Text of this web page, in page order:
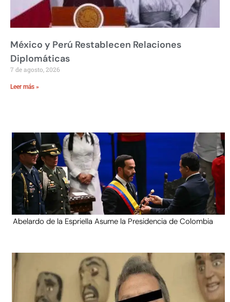
México y Perú Restablecen Relaciones
Diplomáticas
7 de agosto, 2026
Leer más »
Abelardo de la Espriella Asume la Presidencia de Colombia